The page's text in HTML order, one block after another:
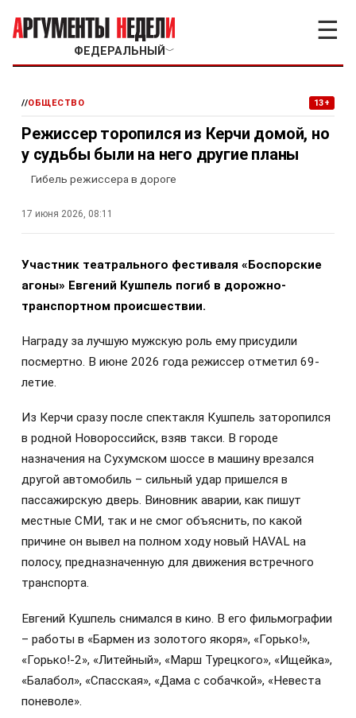
ФЕДЕРАЛЬНЫЙ ﹀
☰
//ОБЩЕСТВО 13+
Режиссер торопился из Керчи домой, но
у судьбы были на него другие планы
Гибель режиссера в дороге
17 июня 2026, 08:11
Участник театрального фестиваля «Боспорские
агоны» Евгений Кушпель погиб в дорожно-
транспортном происшествии.
Награду за лучшую мужскую роль ему присудили
посмертно. В июне 2026 года режиссер отметил 69-
летие.
Из Керчи сразу после спектакля Кушпель заторопился
в родной Новороссийск, взяв такси. В городе
назначения на Сухумском шоссе в машину врезался
другой автомобиль – сильный удар пришелся в
пассажирскую дверь. Виновник аварии, как пишут
местные СМИ, так и не смог объяснить, по какой
причине он вывел на полном ходу новый HAVAL на
полосу, предназначенную для движения встречного
транспорта.
Евгений Кушпель снимался в кино. В его фильмографии
– работы в «Бармен из золотого якоря», «Горько!»,
«Горько!-2», «Литейный», «Марш Турецкого», «Ищейка»,
«Балабол», «Спасская», «Дама с собачкой», «Невеста
поневоле».